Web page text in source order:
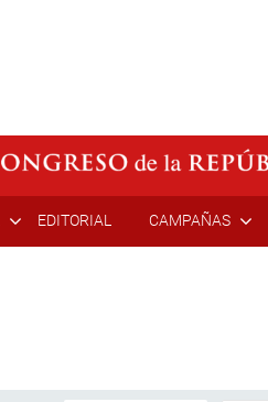
EDITORIAL CAMPAÑAS